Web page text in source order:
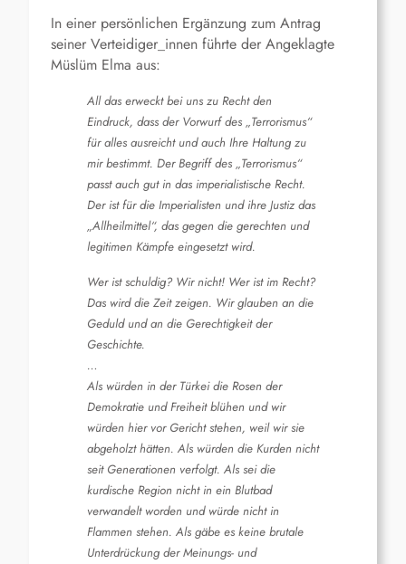
In einer persönlichen Ergänzung zum Antrag
seiner Verteidiger_innen führte der Angeklagte
Müslüm Elma aus:
All das erweckt bei uns zu Recht den
Eindruck, dass der Vorwurf des „Terrorismus“
für alles ausreicht und auch Ihre Haltung zu
mir bestimmt. Der Begriff des „Terrorismus“
passt auch gut in das imperialistische Recht.
Der ist für die Imperialisten und ihre Justiz das
„Allheilmittel“, das gegen die gerechten und
legitimen Kämpfe eingesetzt wird.
Wer ist schuldig? Wir nicht! Wer ist im Recht?
Das wird die Zeit zeigen. Wir glauben an die
Geduld und an die Gerechtigkeit der
Geschichte.
…
Als würden in der Türkei die Rosen der
Demokratie und Freiheit blühen und wir
würden hier vor Gericht stehen, weil wir sie
abgeholzt hätten. Als würden die Kurden nicht
seit Generationen verfolgt. Als sei die
kurdische Region nicht in ein Blutbad
verwandelt worden und würde nicht in
Flammen stehen. Als gäbe es keine brutale
Unterdrückung der Meinungs- und